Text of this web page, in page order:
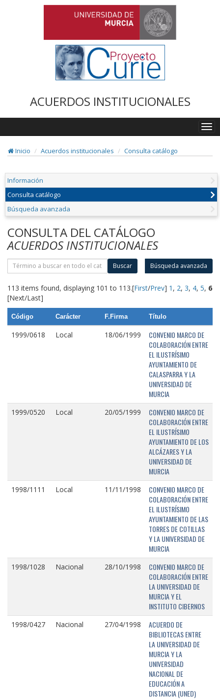
ACUERDOS INSTITUCIONALES
Inicio
Acuerdos institucionales Consulta catálogo
Información
Consulta catálogo
Búsqueda avanzada
CONSULTA DEL CATÁLOGO
ACUERDOS INSTITUCIONALES
Buscar Búsqueda avanzada
113 items found, displaying 101 to 113.[First/Prev] 1 , 2, 3, 4, 5, 6
[Next/Last]
Código Carácter F.Firma Título
1999/0618 Local 18/06/1999
CONVENIO MARCO DE
COLABORACIÓN ENTRE
EL ILUSTRÍSIMO
AYUNTAMIENTO DE
CALASPARRA Y LA
UNIVERSIDAD DE
MURCIA
1999/0520 Local 20/05/1999
CONVENIO MARCO DE
COLABORACIÓN ENTRE
EL ILUSTRÍSIMO
AYUNTAMIENTO DE LOS
ALCÁZARES Y LA
UNIVERSIDAD DE
MURCIA
1998/1111 Local 11/11/1998
CONVENIO MARCO DE
COLABORACIÓN ENTRE
EL ILUSTRÍSIMO
AYUNTAMIENTO DE LAS
TORRES DE COTILLAS
Y LA UNIVERSIDAD DE
MURCIA
1998/1028 Nacional 28/10/1998
CONVENIO MARCO DE
COLABORACIÓN ENTRE
LA UNIVERSIDAD DE
MURCIA Y EL
INSTITUTO CIBERNOS
1998/0427 Nacional 27/04/1998
ACUERDO DE
BIBLIOTECAS ENTRE
LA UNIVERSIDAD DE
MURCIA Y LA
UNIVERSIDAD
NACIONAL DE
EDUCACIÓN A
DISTANCIA (UNED)